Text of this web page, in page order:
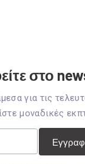
στο
για τις
μοναδικές